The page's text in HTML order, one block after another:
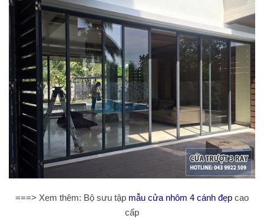
===> Xem thêm: Bộ sưu tập mẫu cửa nhôm 4 cánh đẹp cao
cấp